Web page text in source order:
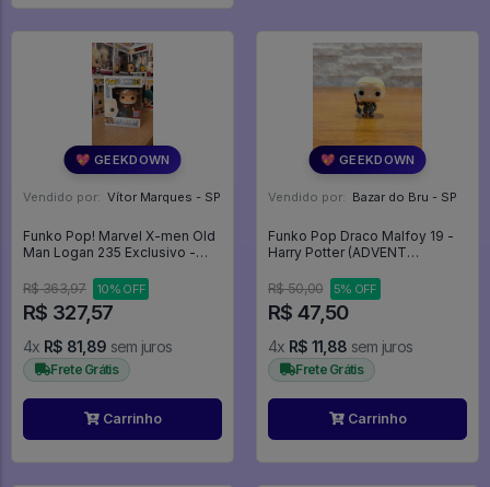
💖 GEEKDOWN
Vendido por: Vítor Marques - SP
Funko Pop! Marvel X-men Old
Man Logan 235 Exclusivo -
R$ 363,97
10% OFF
R$ 327,57
4x R$ 81,89 sem juros
Frete Grátis
Carrinho
💖 GEEKDOWN
Vendido por: Bazar do Bru - SP
Funko Pop Draco Malfoy 19 -
Harry Potter (ADVENT
R$ 50,00
5% OFF
R$ 47,50
4x R$ 11,88 sem juros
Frete Grátis
Carrinho